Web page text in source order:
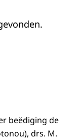
beëdiging de
drs. M.